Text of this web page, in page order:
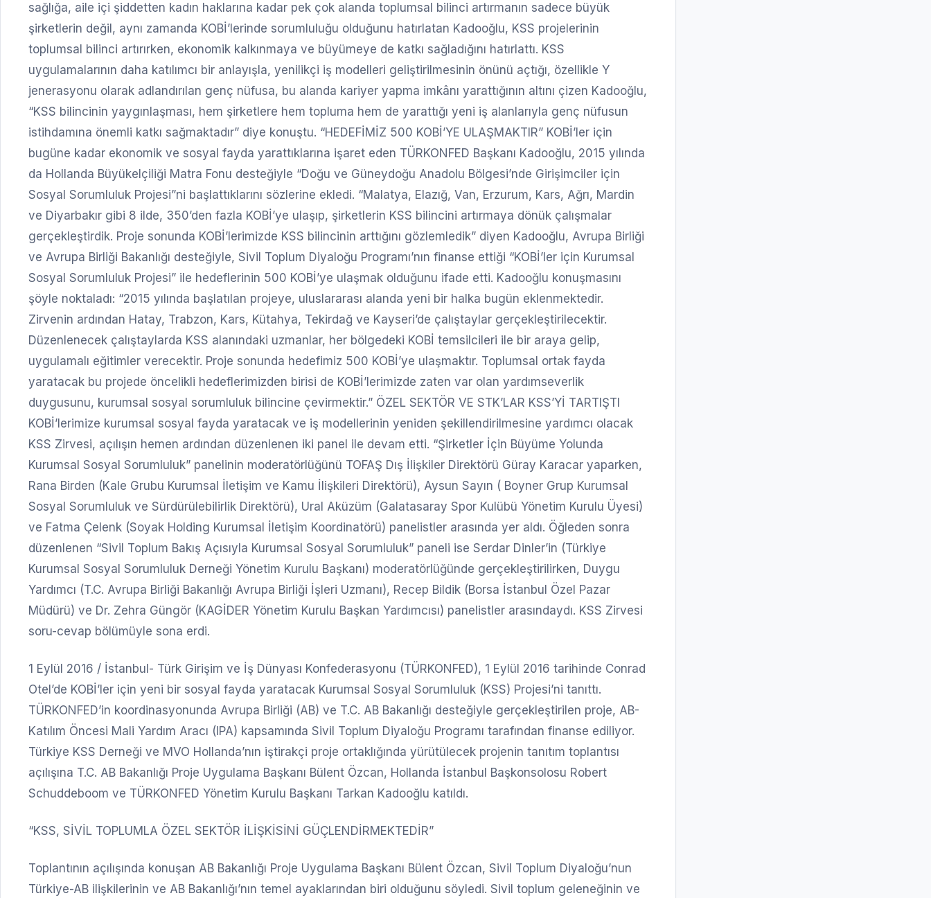
sağlığa, aile içi şiddetten kadın haklarına kadar pek çok alanda toplumsal bilinci artırmanın sadece büyük
şirketlerin değil, aynı zamanda KOBİ’lerinde sorumluluğu olduğunu hatırlatan Kadooğlu, KSS projelerinin
toplumsal bilinci artırırken, ekonomik kalkınmaya ve büyümeye de katkı sağladığını hatırlattı. KSS
uygulamalarının daha katılımcı bir anlayışla, yenilikçi iş modelleri geliştirilmesinin önünü açtığı, özellikle Y
jenerasyonu olarak adlandırılan genç nüfusa, bu alanda kariyer yapma imkânı yarattığının altını çizen Kadooğlu,
“KSS bilincinin yaygınlaşması, hem şirketlere hem topluma hem de yarattığı yeni iş alanlarıyla genç nüfusun
istihdamına önemli katkı sağmaktadır” diye konuştu. “HEDEFİMİZ 500 KOBİ’YE ULAŞMAKTIR” KOBİ’ler için
bugüne kadar ekonomik ve sosyal fayda yarattıklarına işaret eden TÜRKONFED Başkanı Kadooğlu, 2015 yılında
da Hollanda Büyükelçiliği Matra Fonu desteğiyle “Doğu ve Güneydoğu Anadolu Bölgesi’nde Girişimciler için
Sosyal Sorumluluk Projesi”ni başlattıklarını sözlerine ekledi. “Malatya, Elazığ, Van, Erzurum, Kars, Ağrı, Mardin
ve Diyarbakır gibi 8 ilde, 350’den fazla KOBİ’ye ulaşıp, şirketlerin KSS bilincini artırmaya dönük çalışmalar
gerçekleştirdik. Proje sonunda KOBİ’lerimizde KSS bilincinin arttığını gözlemledik” diyen Kadooğlu, Avrupa Birliği
ve Avrupa Birliği Bakanlığı desteğiyle, Sivil Toplum Diyaloğu Programı’nın finanse ettiği “KOBİ’ler için Kurumsal
Sosyal Sorumluluk Projesi” ile hedeflerinin 500 KOBİ’ye ulaşmak olduğunu ifade etti. Kadooğlu konuşmasını
şöyle noktaladı: “2015 yılında başlatılan projeye, uluslararası alanda yeni bir halka bugün eklenmektedir.
Zirvenin ardından Hatay, Trabzon, Kars, Kütahya, Tekirdağ ve Kayseri’de çalıştaylar gerçekleştirilecektir.
Düzenlenecek çalıştaylarda KSS alanındaki uzmanlar, her bölgedeki KOBİ temsilcileri ile bir araya gelip,
uygulamalı eğitimler verecektir. Proje sonunda hedefimiz 500 KOBİ’ye ulaşmaktır. Toplumsal ortak fayda
yaratacak bu projede öncelikli hedeflerimizden birisi de KOBİ’lerimizde zaten var olan yardımseverlik
duygusunu, kurumsal sosyal sorumluluk bilincine çevirmektir.” ÖZEL SEKTÖR VE STK’LAR KSS’Yİ TARTIŞTI
KOBİ’lerimize kurumsal sosyal fayda yaratacak ve iş modellerinin yeniden şekillendirilmesine yardımcı olacak
KSS Zirvesi, açılışın hemen ardından düzenlenen iki panel ile devam etti. “Şirketler İçin Büyüme Yolunda
Kurumsal Sosyal Sorumluluk” panelinin moderatörlüğünü TOFAŞ Dış İlişkiler Direktörü Güray Karacar yaparken,
Rana Birden (Kale Grubu Kurumsal İletişim ve Kamu İlişkileri Direktörü), Aysun Sayın ( Boyner Grup Kurumsal
Sosyal Sorumluluk ve Sürdürülebilirlik Direktörü), Ural Aküzüm (Galatasaray Spor Kulübü Yönetim Kurulu Üyesi)
ve Fatma Çelenk (Soyak Holding Kurumsal İletişim Koordinatörü) panelistler arasında yer aldı. Öğleden sonra
düzenlenen “Sivil Toplum Bakış Açısıyla Kurumsal Sosyal Sorumluluk” paneli ise Serdar Dinler’in (Türkiye
Kurumsal Sosyal Sorumluluk Derneği Yönetim Kurulu Başkanı) moderatörlüğünde gerçekleştirilirken, Duygu
Yardımcı (T.C. Avrupa Birliği Bakanlığı Avrupa Birliği İşleri Uzmanı), Recep Bildik (Borsa İstanbul Özel Pazar
Müdürü) ve Dr. Zehra Güngör (KAGİDER Yönetim Kurulu Başkan Yardımcısı) panelistler arasındaydı. KSS Zirvesi
soru-cevap bölümüyle sona erdi.
1 Eylül 2016 / İstanbul- Türk Girişim ve İş Dünyası Konfederasyonu (TÜRKONFED), 1 Eylül 2016 tarihinde Conrad
Otel’de KOBİ’ler için yeni bir sosyal fayda yaratacak Kurumsal Sosyal Sorumluluk (KSS) Projesi’ni tanıttı.
TÜRKONFED’in koordinasyonunda Avrupa Birliği (AB) ve T.C. AB Bakanlığı desteğiyle gerçekleştirilen proje, AB-
Katılım Öncesi Mali Yardım Aracı (IPA) kapsamında Sivil Toplum Diyaloğu Programı tarafından finanse ediliyor.
Türkiye KSS Derneği ve MVO Hollanda’nın iştirakçi proje ortaklığında yürütülecek projenin tanıtım toplantısı
açılışına T.C. AB Bakanlığı Proje Uygulama Başkanı Bülent Özcan, Hollanda İstanbul Başkonsolosu Robert
Schuddeboom ve TÜRKONFED Yönetim Kurulu Başkanı Tarkan Kadooğlu katıldı.
“KSS, SİVİL TOPLUMLA ÖZEL SEKTÖR İLİŞKİSİNİ GÜÇLENDİRMEKTEDİR”
Toplantının açılışında konuşan AB Bakanlığı Proje Uygulama Başkanı Bülent Özcan, Sivil Toplum Diyaloğu’nun
Türkiye-AB ilişkilerinin ve AB Bakanlığı’nın temel ayaklarından biri olduğunu söyledi. Sivil toplum geleneğinin ve